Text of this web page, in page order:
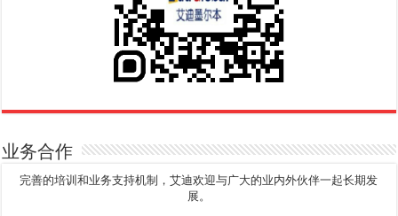
业务合作
完善的培训和业务支持机制，艾迪欢迎与广大的业内外伙伴一起长期发
展。